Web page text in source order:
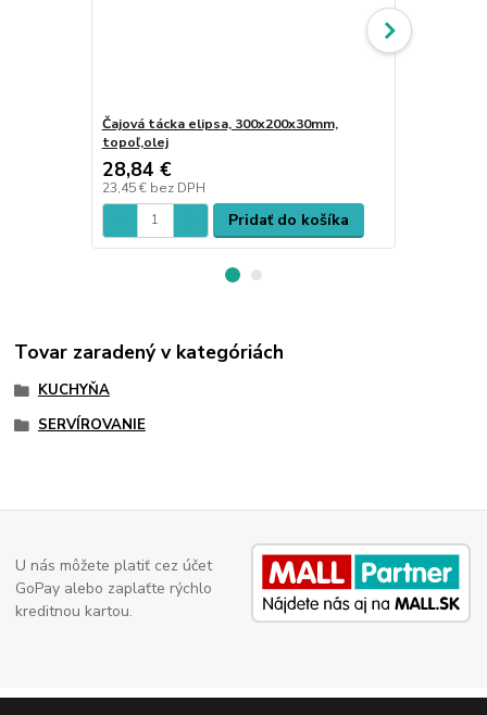
Čajová tácka elipsa, 300x200x30mm,
topoľ,olej
28,84 €
23,45 € bez DPH
Pridať do košíka
Tovar zaradený v kategóriách
KUCHYŇA
SERVÍROVANIE
U nás môžete platiť cez účet
GoPay alebo zaplaťte rýchlo
kreditnou kartou.